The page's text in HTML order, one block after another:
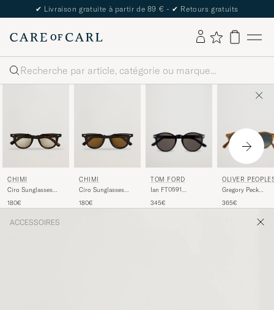
✔ Livraison gratuite à partir de 89 € - ✔ Retours gratuits
Rechercher
CHIMI
Ciro Sunglasses
180€
CHIMI
Ciro Sunglasses
180€
TOM FORD
Ian FT0591
Black
345€
OLIVER
Gregory Peck
Matte/Indigo
365€
ACCESSOIRES